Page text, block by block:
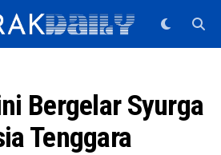
Bergelar Syurga
Tenggara